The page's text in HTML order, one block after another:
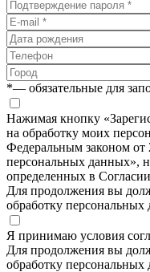
*— обязательные для
Нажимая кнопку
на обработку моих
Федеральным законом
персональных данных»,
определенных в
Для продолжения вы
обработку персональных
Я принимаю условия
Для продолжения вы
обработку персональных